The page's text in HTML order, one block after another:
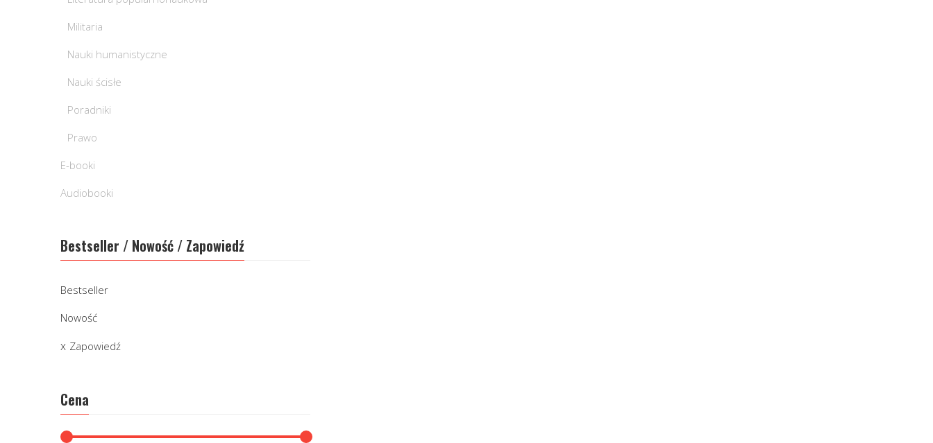
Militaria
Nauki humanistyczne
Nauki ścisłe
Poradniki
Prawo
E-booki
Audiobooki
Bestseller / Nowość / Zapowiedź
Bestseller
Nowość
Zapowiedź
Cena